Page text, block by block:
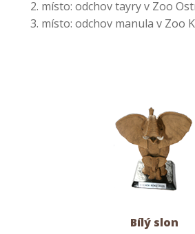
místo: odchov tayry v Zoo
místo: odchov manula v Zoo
Bílý slon